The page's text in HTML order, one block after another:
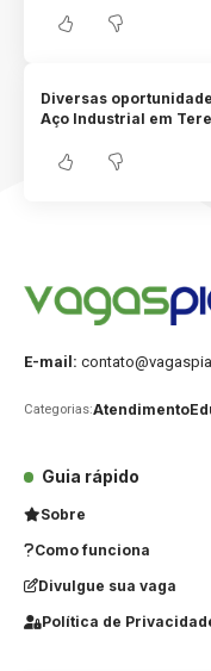
Diversas
Aço Industrial em
E-mail:
Categorias:Atendimento
Guia rápido
Sobre
Como funciona
Divulgue sua vaga
Política de